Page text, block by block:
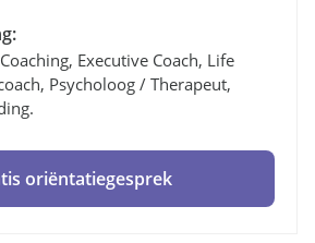
Executive Coach, Life
Psycholoog / Therapeut,
oriëntatiegesprek